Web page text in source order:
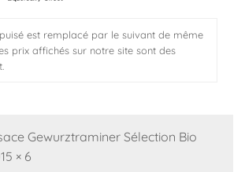
est remplacé par le suivant de même
prix affichés sur notre site sont des
Gewurztraminer Sélection Bio
× 6